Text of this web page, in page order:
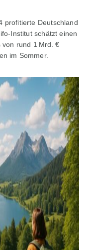
profitierte Deutschland
Institut schätzt einen
rund 1 Mrd. €
im Sommer.